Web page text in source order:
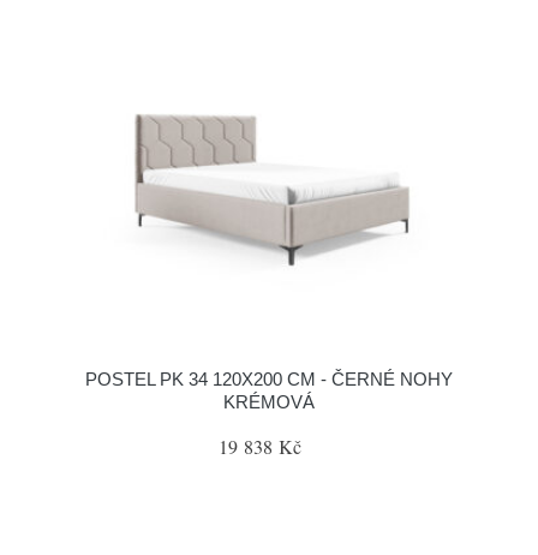
POSTEL PK 34 120X200 CM - ČERNÉ NOHY
KRÉMOVÁ
19 838 Kč